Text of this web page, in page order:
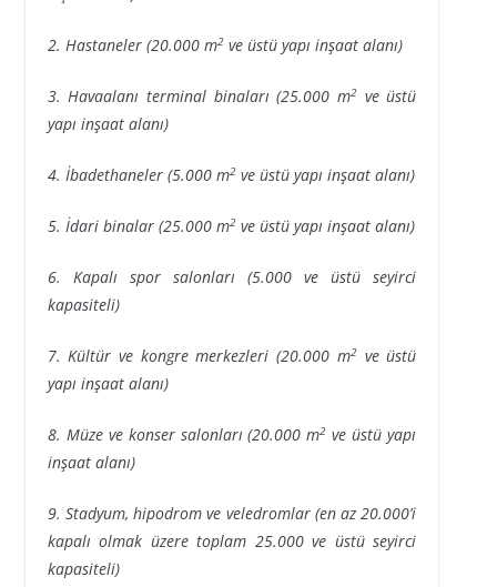
2. Hastaneler (20.000 m2ve üstü yapı inşaat alanı)
3. Havaalanı terminal binaları (25.000 m2ve üstü
yapı inşaat alanı)
4. İbadethaneler (5.000 m2ve üstü yapı inşaat alanı)
5. İdari binalar (25.000 m2ve üstü yapı inşaat alanı)
6. Kapalı spor salonları (5.000 ve üstü seyirci
kapasiteli)
7. Kültür ve kongre merkezleri (20.000 m2ve üstü
yapı inşaat alanı)
8. Müze ve konser salonları (20.000 m2 ve üstü yapı
inşaat alanı)
9. Stadyum, hipodrom ve veledromlar (en az 20.000’i
kapalı olmak üzere toplam 25.000 ve üstü seyirci
kapasiteli)